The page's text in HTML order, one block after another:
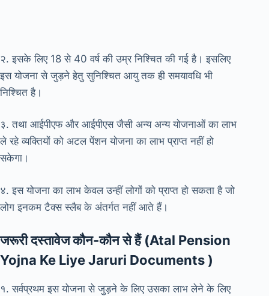
२. इसके लिए 18 से 40 वर्ष की उम्र निश्चित की गई है। इसलिए
इस योजना से जुड़ने हेतु सुनिश्चित आयु तक ही समयावधि भी
निश्चित है।
३. तथा आईपीएफ और आईपीएस जैसी अन्य अन्य योजनाओं का लाभ
ले रहे व्यक्तियों को अटल पेंशन योजना का लाभ प्राप्त नहीं हो
सकेगा।
४. इस योजना का लाभ केवल उन्हीं लोगों को प्राप्त हो सकता है जो
लोग इनकम टैक्स स्लैब के अंतर्गत नहीं आते हैं।
जरूरी दस्तावेज कौन-कौन से हैं (Atal Pension
Yojna Ke Liye Jaruri Documents )
१. सर्वप्रथम इस योजना से जुड़ने के लिए उसका लाभ लेने के लिए